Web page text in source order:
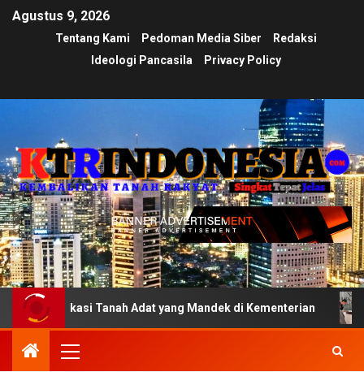
Agustus 9, 2026
Tentang Kami Pedoman Media Siber
Redaksi
Ideologi Pancasila
Privacy Policy
Tanah Adat yang Mandek di Kementerian Ujian